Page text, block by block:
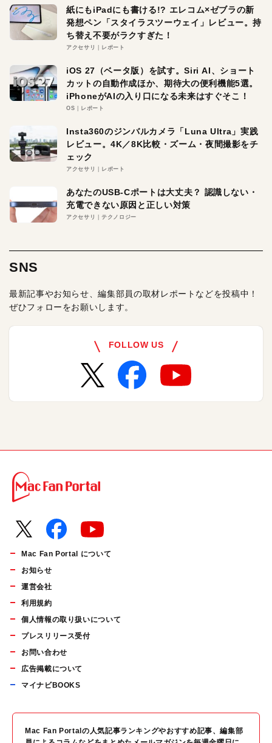
紙にもiPadにも書ける!? エレコム×ゼブラの新
発想ペン「スタイラスツーウェイ」レビュー。持
ち替え不要がラクすぎた！
アクセサリ レポート
iOS 27（ベータ版）を試す。Siri AI、ショート
カットの自動作成ほか、期待大の便利機能5選。
iPhoneがAIの入り口になる未来はすぐそこ！
OS レポート
Insta360のジンバルカメラ「Luna Ultra」実践
レビュー。4K／8K比較・ズーム・夜間撮影をチ
ェック
アクセサリ レポート
あなたのUSB-Cポートは大丈夫？ 認識しない・
充電できない原因と正しい対策
アクセサリ テクノロジー
SNS
最新記事やお知らせ、編集部員の取材レポートなどを投稿中！
ぜひフォローをお願いします。
FOLLOW US
Mac Fan Portal について
お知らせ
運営会社
利用規約
個人情報の取り扱いについて
プレスリリース受付
お問い合わせ
広告掲載について
マイナビBOOKS
Mac Fan Portalの人気記事ランキングやおすすめ記事、編集部